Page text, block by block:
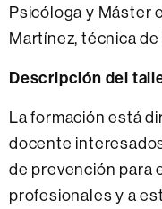
Psicóloga y Máster
Martínez, técnica
Descripción del
La formación está
docente
de prevención para
profesionales y a